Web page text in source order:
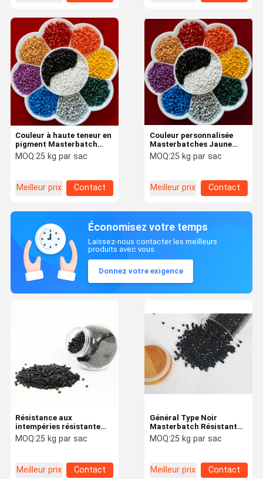
Couleur à haute teneur en
pigment Masterbatch
Mamufacturer
Stabilisateurs UV Anti-
MOQ:25 kg par sac
Meilleur prix Contact
Couleur personnalisée
Masterbatches Jaune
Rouge Bleu Ecologique
Facile à traiter
MOQ:25 kg par sac
Meilleur prix Contact
Économisez votre temps
Laissez-nous contacter les meilleurs
produits avec vous.
Donnez votre exigence
Général Type Noir
Masterbatch Résistant
aux produits chimiques
Haute stabilité PE PP
MOQ:25 kg par sac
Meilleur prix Contact
Résistance aux
intempéries résistante
aux flammes
MOQ:25 kg par sac
Meilleur prix Contact